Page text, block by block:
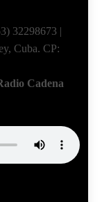
32298673 |
Cuba. CP:
Cadena